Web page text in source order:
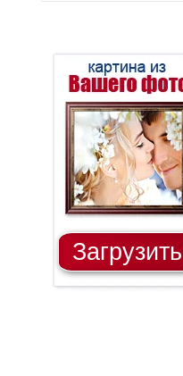
Загрузить